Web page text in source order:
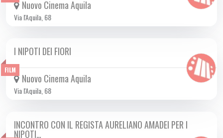
Nuovo Cinema Aquila
Via l'Aquila, 68
FILM
DA LUN 26/05 A MER 04/06 2025
I NIPOTI DEI FIORI
Nuovo Cinema Aquila
Via l'Aquila, 68
MAR 03/06 2025
INCONTRO CON IL REGISTA AURELIANO AMADEI PER I
NIPOTI…